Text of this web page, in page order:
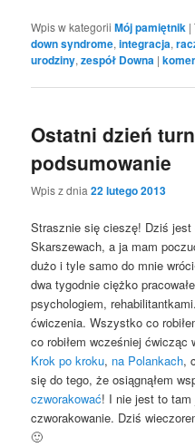
Wpis w kategoriiMój pamiętnik |
down syndrome,integracja,
urodziny,zespół Downa |
Ostatni dzień
podsumowanie
Wpis z dnia22 lutego 2013
Strasznie się cieszę! Dziś jest
Skarszewach, a ja mam
dużo i tyle samo do mnie
dwa tygodnie ciężko
psychologiem,
ćwiczenia. Wszystko co
co robiłem wcześniej ćwicząc
Krok po kroku, na Polankach,
się do tego, że osiągnąłem
czworakować! I nie jest to
czworakowanie. Dziś
🙂